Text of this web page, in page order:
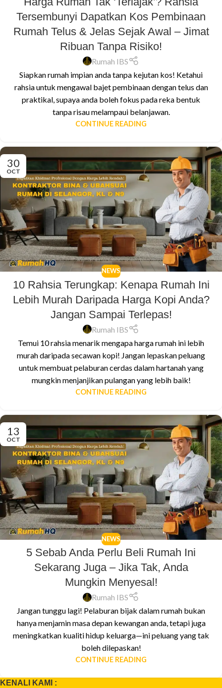
Tersembunyi Dapatkan Kos Pembinaan
Rumah Telus & Jelas Sejak Awal – Jimat
Ribuan Tanpa Risiko!
Rumah IBS
Siapkan rumah impian anda tanpa kejutan kos! Ketahui
rahsia untuk mengawal bajet pembinaan dengan telus dan
praktikal, supaya anda boleh fokus pada reka bentuk
tanpa risau melampaui belanjawan.
CONTINUE READING
30
OCT
NEWS
10 Rahsia Terungkap: Kenapa Rumah Ini
Lebih Murah Daripada Harga Kopi Anda?
Jangan Sampai Terlepas!
Rumah IBS
Temui 10 rahsia menarik mengapa harga rumah ini lebih
murah daripada secawan kopi! Jangan lepaskan peluang
untuk membuat pelaburan cerdas dalam hartanah yang
mungkin menjanjikan pulangan yang lebih baik!
CONTINUE READING
13
OCT
NEWS
5 Sebab Anda Perlu Beli Rumah Ini
Sekarang Juga – Jika Tak, Anda
Mungkin Menyesal!
Rumah IBS
Jangan tunggu lagi! Pelaburan bijak dalam rumah bukan
hanya menjamin masa depan kewangan anda, tetapi juga
meningkatkan kualiti hidup keluarga—ini peluang yang tak
boleh dilepaskan!
CONTINUE READING
KENALI KAMI :